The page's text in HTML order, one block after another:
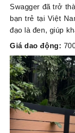
Swagger đã trở
bạn trẻ tại Việt
đạo là đen, giúp
Giá dao động: